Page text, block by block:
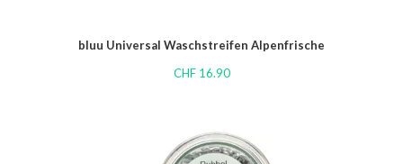
bluu Universal Waschstreifen Alpenfrische
CHF16.90